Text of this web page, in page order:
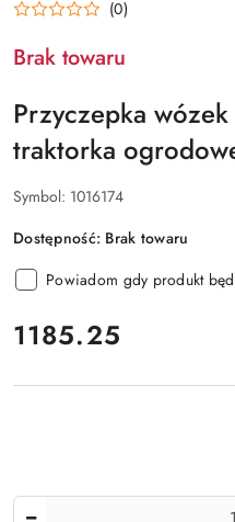
(0)
Brak towaru
Przyczepka
traktorka
Symbol: 1016174
Dostępność: Brak towaru
Powiadom gdy produkt
cena:
1185.25